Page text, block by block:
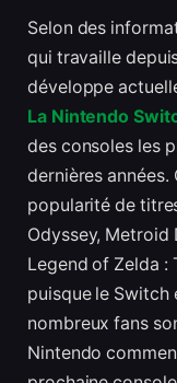
Selon des
qui travaille
développe
La Nintendo
des consoles les
dernières années.
popularité de
Odyssey, Metroid
Legend of Zelda :
puisque le Switch
nombreux fans
Nintendo